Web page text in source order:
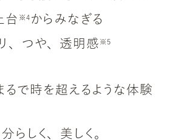
台 ※4 からみなぎる
、つや、 透明感 ※5
るで時を超えるような体験
らしく、美しく。